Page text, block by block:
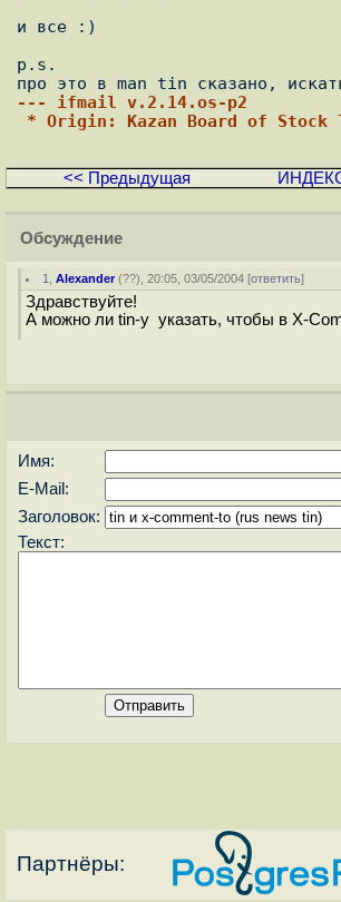
и все :)
p.s.
--- ifmail v.2.14.os-p2
* Origin: Kazan Board of Stock
<< Предыдущая
Обсуждение
1 ,Alexander(??), 20:05, 03/05/2004 [ответить]
Здравствуйте!
А можно ли tin-у указать, чтобы в X-
Имя:
E-Mail:
Заголовок:
Текст:
Партнёры: